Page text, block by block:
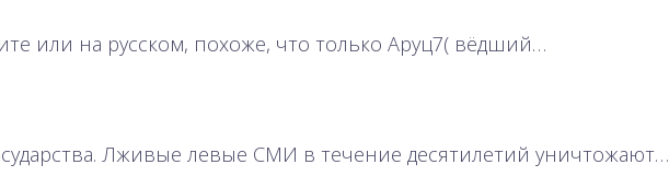
или на русском, похоже, что только Аруц7( вёдший…
Лживые левые СМИ в течение десятилетий уничтожают…